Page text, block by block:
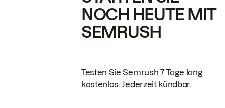
NOCH HEUTE MIT
SEMRUSH
Testen Sie Semrush 7 Tage lang
kostenlos. Jederzeit kündbar.